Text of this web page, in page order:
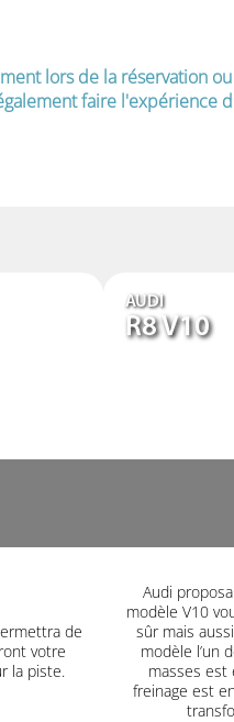
lors de la réservation
faire l'expérience
de
votre
la piste.
AUDI
R8 V10
Audi
modèle V10
sûr mais
modèle l’un
masses est
freinage est